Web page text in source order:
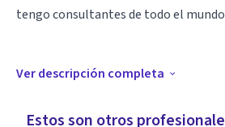
tengo consultantes de todo el
construcción de conformaciones
Ver descripción completa
Estos son otros